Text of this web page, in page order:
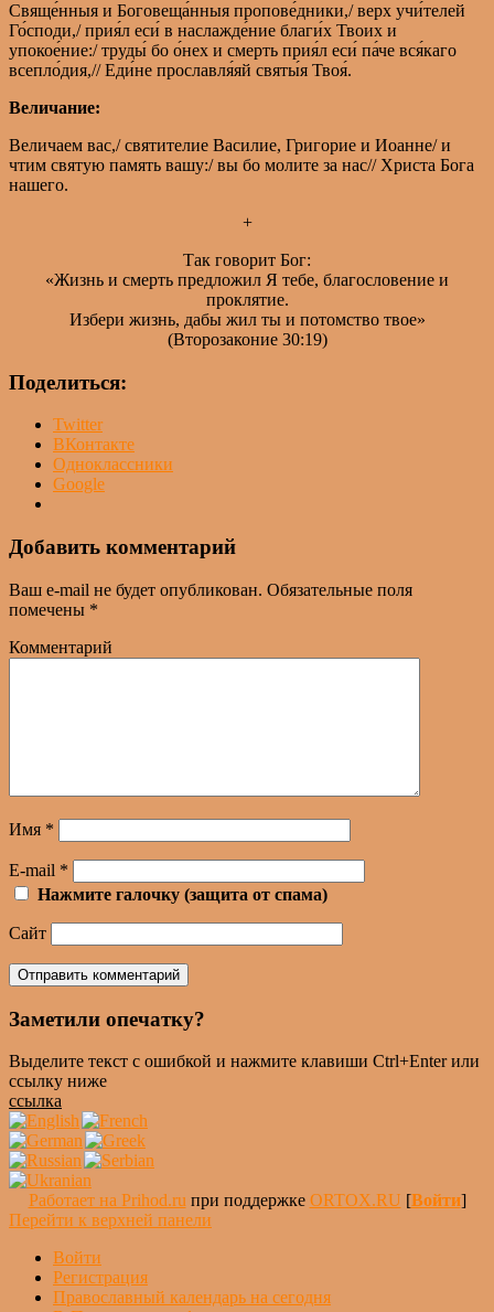
Свяще́нныя и Боговеща́нныя пропове́дники,/ верх учи́телей
Го́споди,/ прия́л еси́ в наслажде́ние благи́х Твоих и
упокое́ние:/ труды́ бо о́нех и смерть прия́л еси́ па́че вся́каго
всепло́дия,// Еди́не прославля́яй святы́я Твоя́.
Величание:
Величаем вас,/ святителие Василие, Григорие и Иоанне/ и
чтим святую память вашу:/ вы бо молите за нас// Христа Бога
нашего.
+
Так говорит Бог:
«Жизнь и смерть предложил Я тебе, благословение и
проклятие.
Избери жизнь, дабы жил ты и потомство твое»
(Второзаконие 30:19)
Поделиться:
Twitter
ВКонтакте
Одноклассники
Google
Добавить комментарий
Ваш e-mail не будет опубликован. Обязательные поля
помечены *
Комментарий
Имя *
E-mail *
Нажмите галочку (защита от спама)
Сайт
Заметили опечатку?
Выделите текст с ошибкой и нажмите клавиши Ctrl+Enter или
ссылку ниже
ссылка
Работает на Prihod.ru при поддержке ORTOX.RU [Войти]
Перейти к верхней панели
Войти
Регистрация
Православный календарь на сегодня